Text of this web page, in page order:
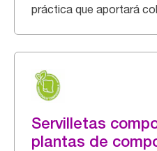
práctica que aportará
Servilletas
plantas de